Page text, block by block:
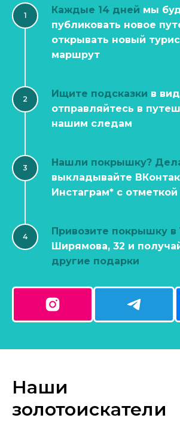
Каждые 14 дней мы
публиковать новое
открывать новый
маршрут
Ищите подсказки в
отправляйтесь в
нашим следам
Нашли покрышку?
выкладывайте
Инстаграм* с отметкой
Привозите покрышку в
Ширямова, 32 и
другие подарки
Наши
золотоискатели